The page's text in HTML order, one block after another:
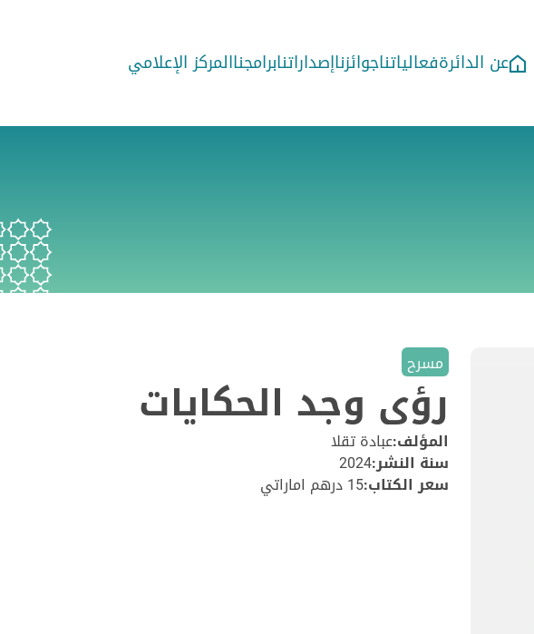
عن الدائرةفعالياتناجوائزناإصداراتنابرامجناالمركز الإعلامي
مسرح
رؤى وجد الحكايات
المؤلف:عبادة تقلا
سنة النشر:2024
سعر الكتاب:15 درهم اماراتي